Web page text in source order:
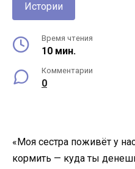
Истории
Время чтения
10 мин.
Комментарии
0
«Моя сестра поживёт у
кормить — куда ты